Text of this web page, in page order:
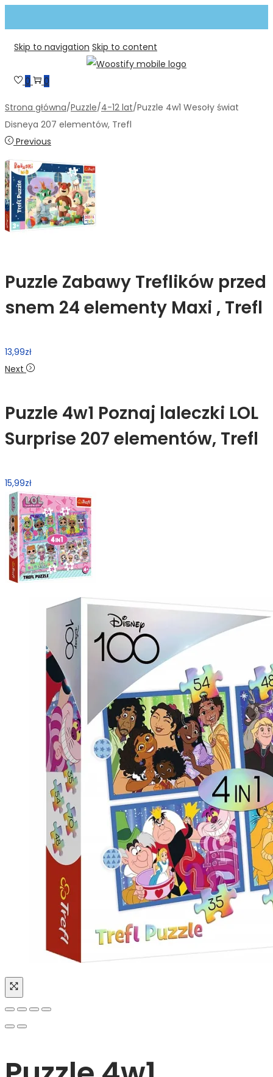
Skip to navigation Skip to content
0 0
Strona główna/Puzzle/4-12 lat/Puzzle 4w1 Wesoły świat
Disneya 207 elementów, Trefl
Previous
Puzzle Zabawy Treflików przed
snem 24 elementy Maxi , Trefl
13,99zł
Next
Puzzle 4w1 Poznaj laleczki LOL
Surprise 207 elementów, Trefl
15,99zł